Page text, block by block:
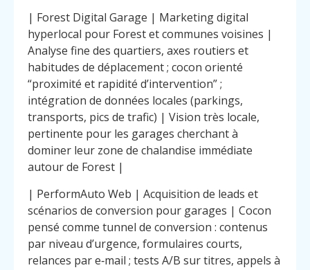
| Forest Digital Garage | Marketing digital
hyperlocal pour Forest et communes voisines |
Analyse fine des quartiers, axes routiers et
habitudes de déplacement ; cocon orienté
“proximité et rapidité d’intervention” ;
intégration de données locales (parkings,
transports, pics de trafic) | Vision très locale,
pertinente pour les garages cherchant à
dominer leur zone de chalandise immédiate
autour de Forest |
| PerformAuto Web | Acquisition de leads et
scénarios de conversion pour garages | Cocon
pensé comme tunnel de conversion : contenus
par niveau d’urgence, formulaires courts,
relances par e‑mail ; tests A/B sur titres, appels à